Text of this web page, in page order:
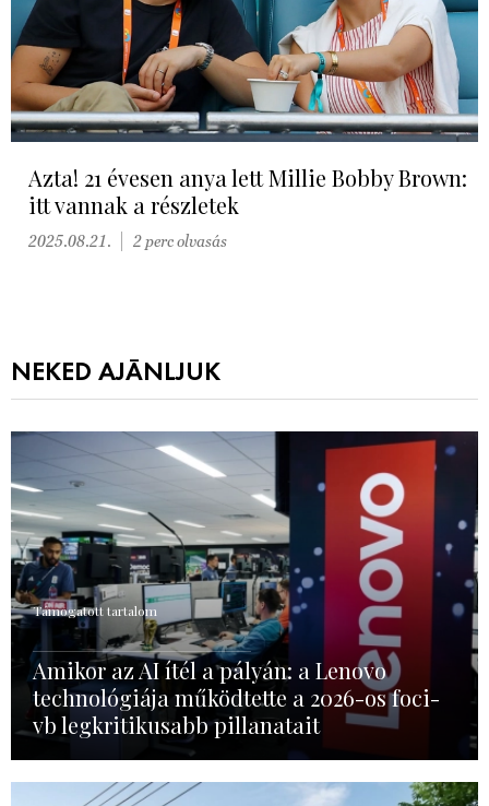
Azta! 21 évesen anya lett Millie Bobby Brown:
itt vannak a részletek
2025.08.21. 2 perc olvasás
NEKED AJÁNLJUK
Támogatott tartalom
Amikor az AI ítél a pályán: a Lenovo
technológiája működtette a 2026-os foci-
vb legkritikusabb pillanatait